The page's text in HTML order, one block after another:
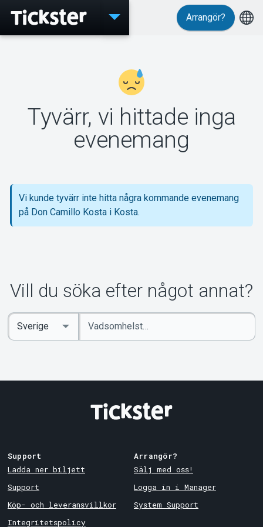
Evenemang
MyTickster
Support
Arrangör?
Tyvärr, vi hittade inga
evenemang
Vi kunde tyvärr inte hitta några kommande evenemang
på Don Camillo Kosta i Kosta.
Vill du söka efter något annat?
Ange
sökord
Select
Country
Support
Ladda ner biljett
Support
Köp- och leveransvillkor
Integritetspolicy
Arrangör?
Sälj med oss!
Logga in i Manager
System Support